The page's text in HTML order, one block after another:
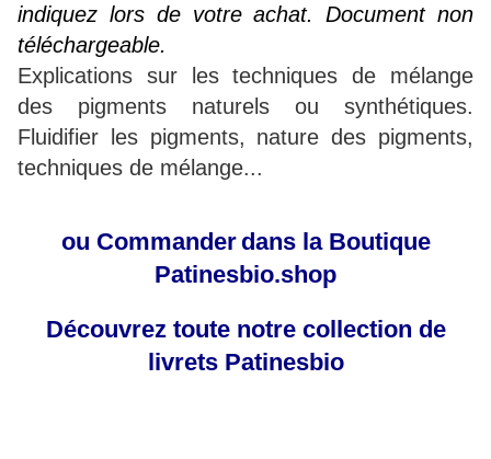
indiquez lors de votre achat. Document non
téléchargeable.
Explications sur les techniques de mélange
des pigments naturels ou synthétiques.
Fluidifier les pigments, nature des pigments,
techniques de mélange...
ou Commander dans la Boutique
Patinesbio.shop
Découvrez toute notre collection de
livrets Patinesbio